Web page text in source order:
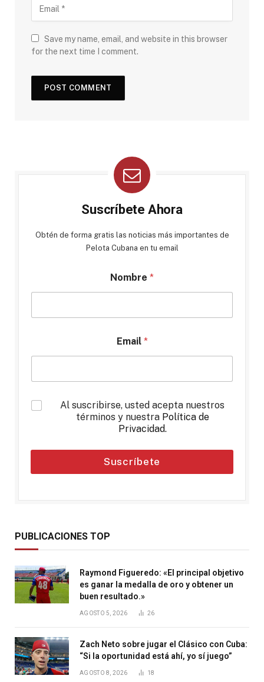
Save my name, email, and website in this browser
for the next time I comment.
Suscríbete Ahora
Obtén de forma gratis las noticias más importantes de
Pelota Cubana en tu email
Nombre *
Email *
*
Al suscribirse, usted acepta nuestros
términos y nuestra Política de
Privacidad.
Suscríbete
PUBLICACIONES TOP
Raymond Figueredo: «El principal objetivo
es ganar la medalla de oro y obtener un
buen resultado.»
AGOSTO 5, 2026 26
Zach Neto sobre jugar el Clásico con Cuba:
“Si la oportunidad está ahí, yo sí juego”
AGOSTO 8, 2026 18